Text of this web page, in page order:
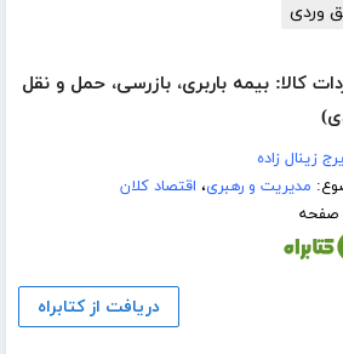
وردی
کالا: بیمه باربری، بازرسی، حمل و نقل
زینال زاده
مدیریت و رهبری، اقتصاد کلان
دریافت از کتابراه